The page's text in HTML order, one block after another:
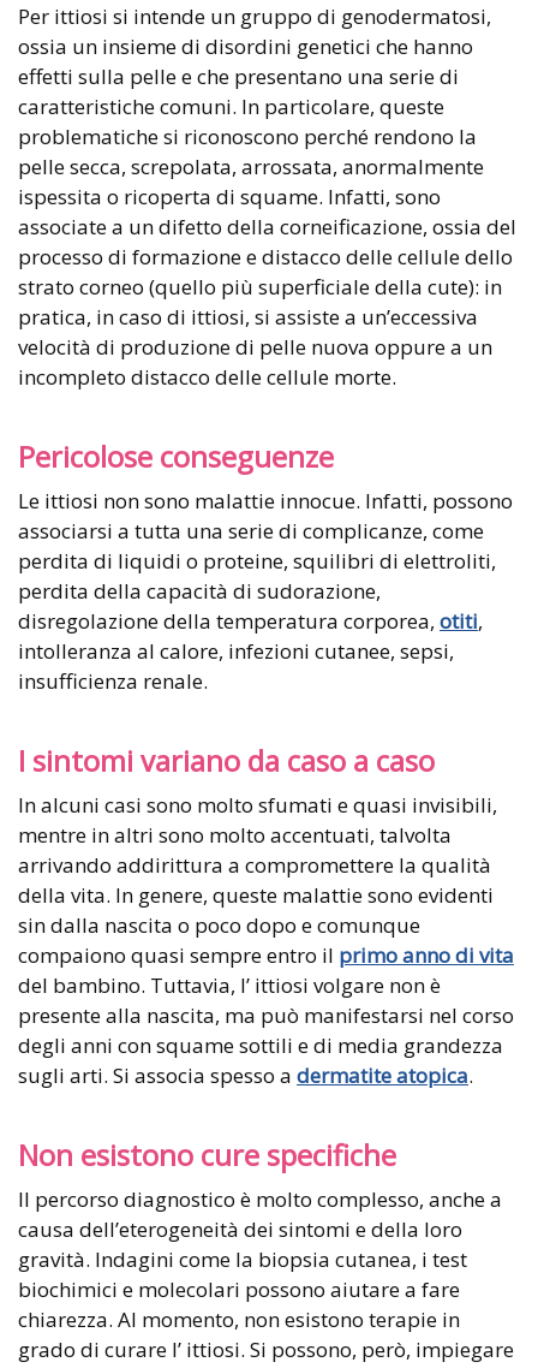
Per ittiosi si intende un gruppo di genodermatosi,
ossia un insieme di disordini genetici che hanno
effetti sulla pelle e che presentano una serie di
caratteristiche comuni. In particolare, queste
problematiche si riconoscono perché rendono la
pelle secca, screpolata, arrossata, anormalmente
ispessita o ricoperta di squame. Infatti, sono
associate a un difetto della corneificazione, ossia del
processo di formazione e distacco delle cellule dello
strato corneo (quello più superficiale della cute): in
pratica, in caso di ittiosi, si assiste a un’eccessiva
velocità di produzione di pelle nuova oppure a un
incompleto distacco delle cellule morte.
Pericolose conseguenze
Le ittiosi non sono malattie innocue. Infatti, possono
associarsi a tutta una serie di complicanze, come
perdita di liquidi o proteine, squilibri di elettroliti,
perdita della capacità di sudorazione,
disregolazione della temperatura corporea, otiti,
intolleranza al calore, infezioni cutanee, sepsi,
insufficienza renale.
I sintomi variano da caso a caso
In alcuni casi sono molto sfumati e quasi invisibili,
mentre in altri sono molto accentuati, talvolta
arrivando addirittura a compromettere la qualità
della vita. In genere, queste malattie sono evidenti
sin dalla nascita o poco dopo e comunque
compaiono quasi sempre entro il primo anno di vita
del bambino. Tuttavia, l’ ittiosi volgare non è
presente alla nascita, ma può manifestarsi nel corso
degli anni con squame sottili e di media grandezza
sugli arti. Si associa spesso a dermatite atopica.
Non esistono cure specifiche
Il percorso diagnostico è molto complesso, anche a
causa dell’eterogeneità dei sintomi e della loro
gravità. Indagini come la biopsia cutanea, i test
biochimici e molecolari possono aiutare a fare
chiarezza. Al momento, non esistono terapie in
grado di curare l’ ittiosi. Si possono, però, impiegare